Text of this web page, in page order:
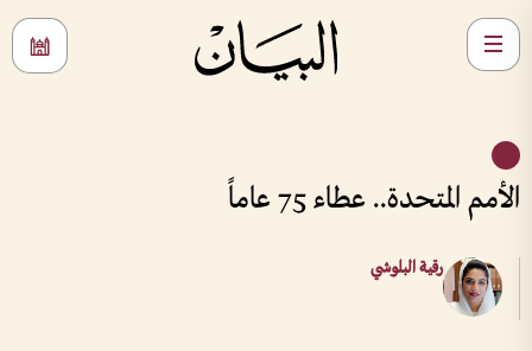
الأمم المتحدة.. عطاء 75 عاماً
رقية البلوشي